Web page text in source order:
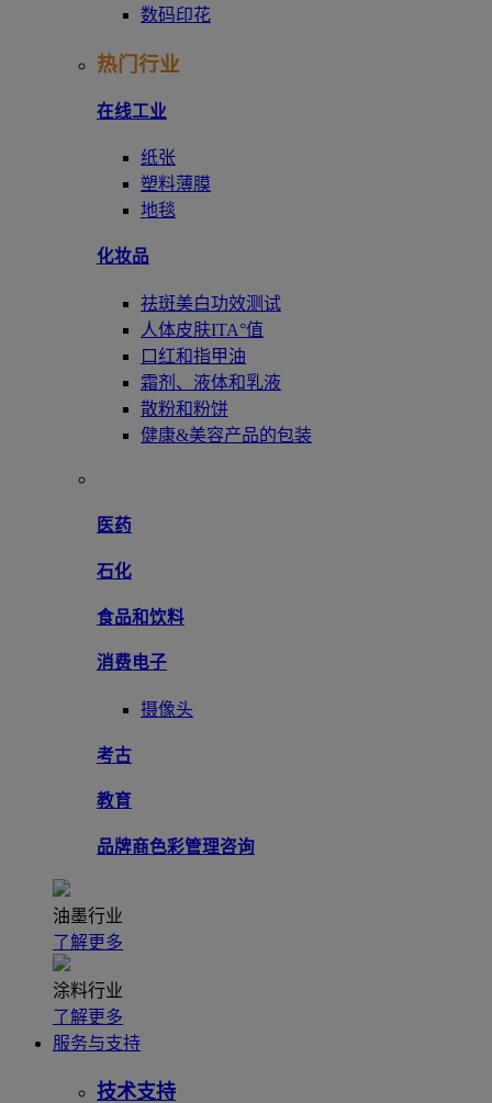
数码印花
热门行业
在线工业
纸张
塑料薄膜
地毯
化妆品
祛斑美白功效测试
人体皮肤ITA°值
口红和指甲油
霜剂、液体和乳液
散粉和粉饼
健康&美容产品的包装
医药
石化
食品和饮料
消费电子
摄像头
考古
教育
品牌商色彩管理咨询
油墨行业
了解更多
涂料行业
了解更多
服务与支持
技术支持